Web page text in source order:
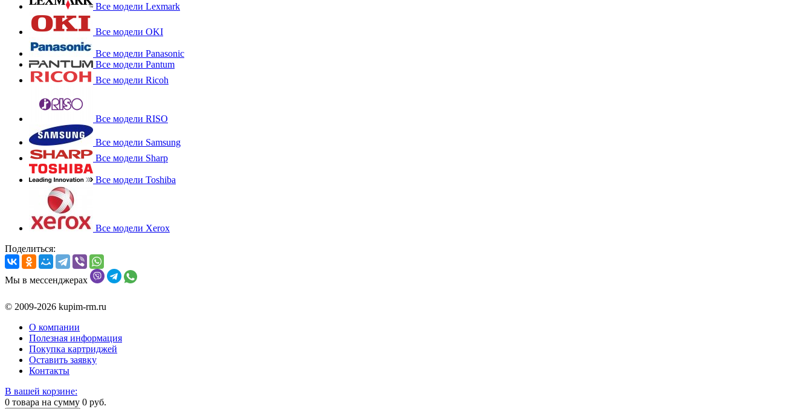
Все модели Lexmark
Все модели OKI
Все модели Panasonic
Все модели Pantum
Все модели Ricoh
Все модели RISO
Все модели Samsung
Все модели Sharp
Все модели Toshiba
Все модели Xerox
Поделиться:
Мы в мессенджерах
© 2009-2026 kupim-rm.ru
О компании
Полезная информация
Покупка картриджей
Оставить заявку
Контакты
В вашей корзине:
0 товара на сумму 0 руб.